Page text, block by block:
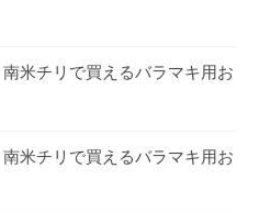
米チリで買えるバラマキ用お
米チリで買えるバラマキ用お